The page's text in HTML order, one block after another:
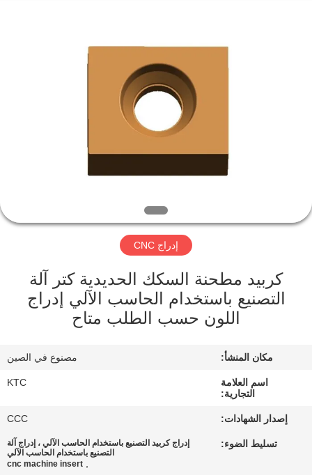
عنا
المعمل
مراقبة
اتصل
إدراج CNC
كربيد مطحنة السكك الحديدية كتر آلة
التصنيع باستخدام الحاسب الآلي إدراج
اللون حسب الطلب متاح
مكان المنشأ: مصنوع في الصين
اسم العلامة
التجارية:
KTC
إصدار الشهادات: CCC
تسليط الضوء:
إدراج كربيد التصنيع باستخدام الحاسب الآلي ، إدراج آلة
التصنيع باستخدام الحاسب الآلي
,
cnc machine insert